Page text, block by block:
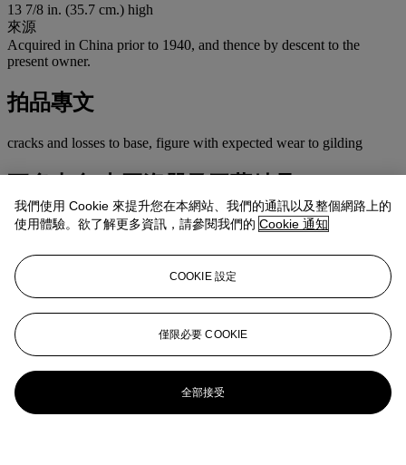
13 7/8 in. (35.7 cm.) high
來源
Acquired in China prior to 1940, and thence by descent to the
present owner.
拍品專文
cracks and losses to base, figure with expected wear to gilding
查看全部
我們使用 Cookie 來提升您在本網站、我們的通訊以及整個網路上的
使用體驗。欲了解更多資訊，請參閱我們的 Cookie 通知
COOKIE 設定
僅限必要 COOKIE
全部接受